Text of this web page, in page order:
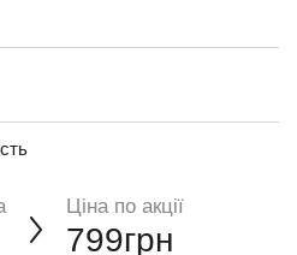
Ціна по акції
799грн